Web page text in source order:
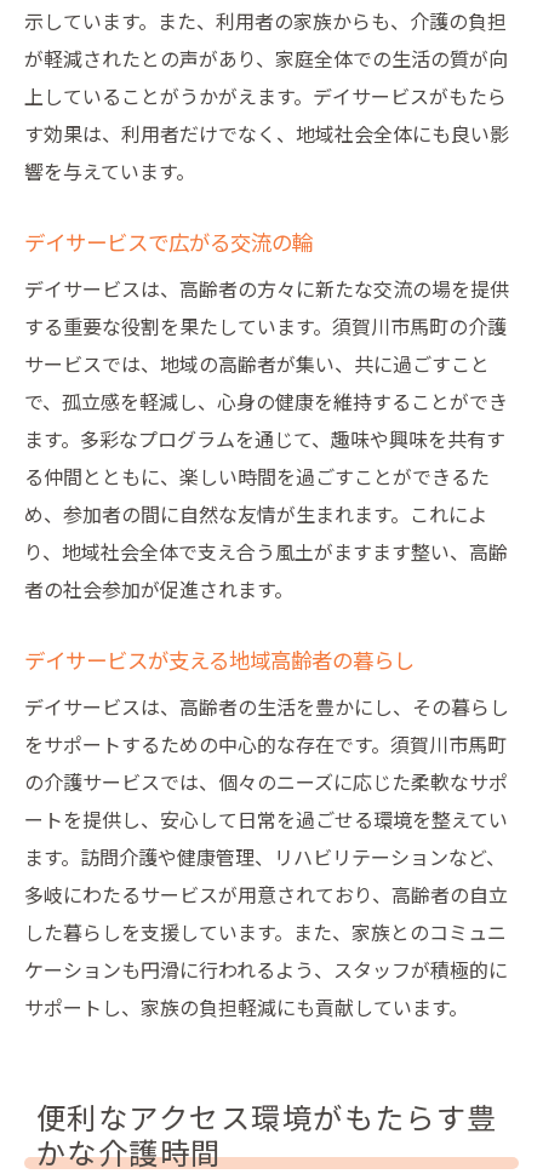
示しています。また、利用者の家族からも、介護の負担
が軽減されたとの声があり、家庭全体での生活の質が向
上していることがうかがえます。デイサービスがもたら
す効果は、利用者だけでなく、地域社会全体にも良い影
響を与えています。
デイサービスで広がる交流の輪
デイサービスは、高齢者の方々に新たな交流の場を提供
する重要な役割を果たしています。須賀川市馬町の介護
サービスでは、地域の高齢者が集い、共に過ごすこと
で、孤立感を軽減し、心身の健康を維持することができ
ます。多彩なプログラムを通じて、趣味や興味を共有す
る仲間とともに、楽しい時間を過ごすことができるた
め、参加者の間に自然な友情が生まれます。これによ
り、地域社会全体で支え合う風土がますます整い、高齢
者の社会参加が促進されます。
デイサービスが支える地域高齢者の暮らし
デイサービスは、高齢者の生活を豊かにし、その暮らし
をサポートするための中心的な存在です。須賀川市馬町
の介護サービスでは、個々のニーズに応じた柔軟なサポ
ートを提供し、安心して日常を過ごせる環境を整えてい
ます。訪問介護や健康管理、リハビリテーションなど、
多岐にわたるサービスが用意されており、高齢者の自立
した暮らしを支援しています。また、家族とのコミュニ
ケーションも円滑に行われるよう、スタッフが積極的に
サポートし、家族の負担軽減にも貢献しています。
便利なアクセス環境がもたらす豊
かな介護時間